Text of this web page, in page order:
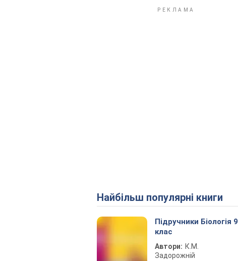
Найбільш популярні книги
Підручники Біологія 9
клас
Автори: К.М.
Задорожній